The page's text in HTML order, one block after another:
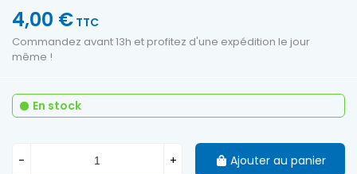
4,00 € TTC
Commandez avant 13h et profitez d'une expédition le jour
même !
En stock
- + Ajouter au panier